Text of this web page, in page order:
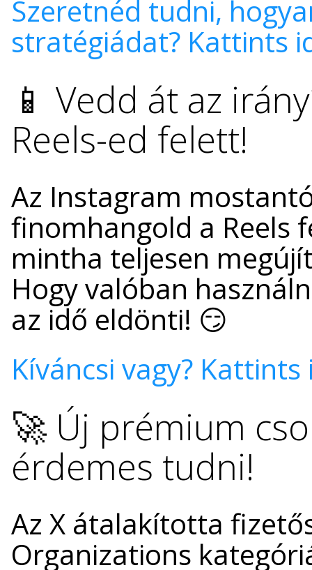
Szeretnéd tudni,
stratégiádat? Kattints
📱 Vedd át az
Reels-ed felett!
Az Instagram
finomhangold a Reels
mintha teljesen
Hogy valóban
az idő eldönti! 😏
Kíváncsi vagy?
🚀 Új prémium
érdemes tudni!
Az X átalakította
Organizations